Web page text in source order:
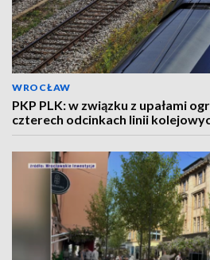
WROCŁAW
PKP PLK: w związku z upałami
czterech odcinkach linii